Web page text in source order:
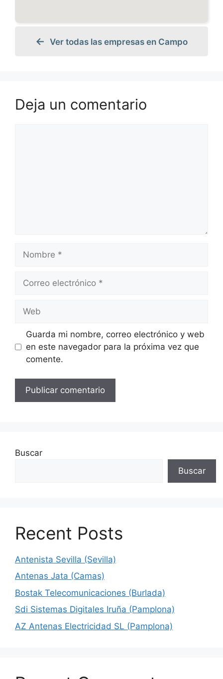
Ver todas las empresas en Campo
Deja un comentario
Nombre
Correo
Web
Guarda mi nombre, correo electrónico y web
en este navegador para la próxima vez que
comente.
Buscar
Buscar
Recent Posts
Antenista Sevilla (Sevilla)
Antenas Jata (Camas)
Bostak Telecomunicaciones (Burlada)
Sdi Sistemas Digitales Iruña (Pamplona)
AZ Antenas Electricidad SL (Pamplona)